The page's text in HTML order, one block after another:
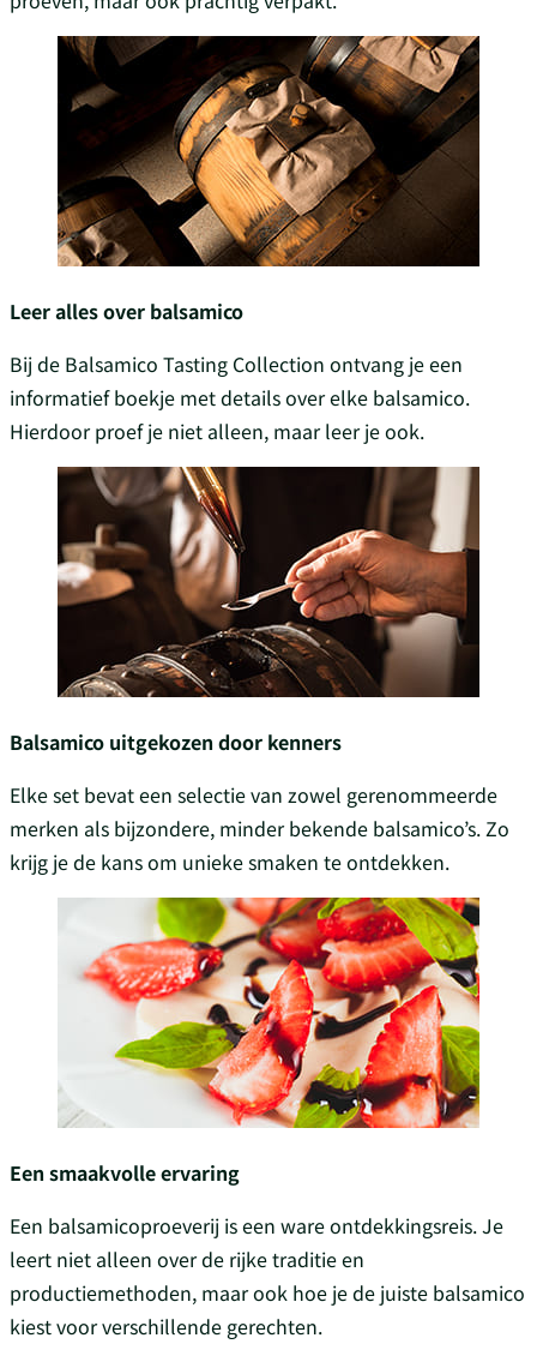
Leer alles over balsamico
Bij de Balsamico Tasting Collection ontvang je een
informatief boekje met details over elke balsamico.
Hierdoor proef je niet alleen, maar leer je ook.
Balsamico uitgekozen door kenners
Elke set bevat een selectie van zowel gerenommeerde
merken als bijzondere, minder bekende balsamico’s. Zo
krijg je de kans om unieke smaken te ontdekken.
Een smaakvolle ervaring
Een balsamicoproeverij is een ware ontdekkingsreis. Je
leert niet alleen over de rijke traditie en
productiemethoden, maar ook hoe je de juiste balsamico
kiest voor verschillende gerechten.